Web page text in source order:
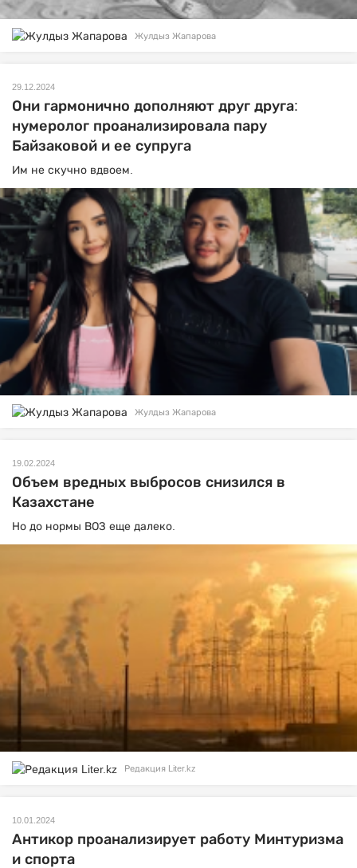
Жулдыз Жапарова
29.12.2024
Они гармонично дополняют друг друга:
нумеролог проанализировала пару
Байзаковой и ее супруга
Им не скучно вдвоем.
Жулдыз Жапарова
19.02.2024
Объем вредных выбросов снизился в
Казахстане
Но до нормы ВОЗ еще далеко.
Редакция Liter.kz
10.01.2024
Антикор проанализирует работу Минтуризма
и спорта